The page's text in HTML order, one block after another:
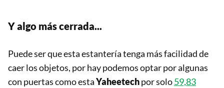
Y algo más cerrada...
Puede ser que esta estantería tenga más facilidad de
caer los objetos, por hay podemos optar por algunas
con puertas como estaYaheetechpor solo59,83